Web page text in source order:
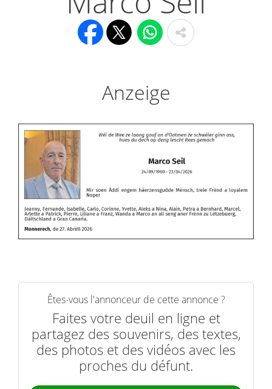
Anzeige
Êtes-vous l'annonceur de cette annonce ?
Faites votre deuil en ligne et
partagez des souvenirs, des textes,
des photos et des vidéos avec les
proches du défunt.